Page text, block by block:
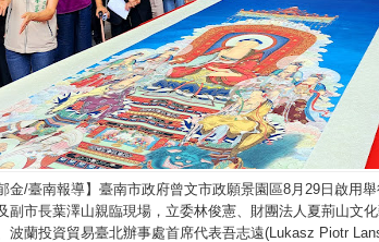
金/臺南報導】臺南市政府曾文市政願景園區8月29日啟用
副市長葉澤山親臨現場，立委林俊憲、財團法人夏荊山文
波蘭投資貿易臺北辦事處首席代表吾志遠(Lukasz Piotr